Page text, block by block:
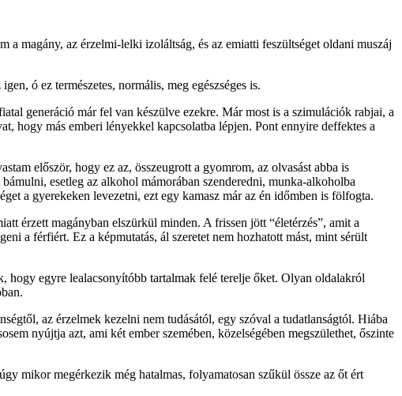
magány, az érzelmi-lelki izoláltság, és az emiatti feszültséget oldani muszáj
ó ez természetes, normális, meg egészséges is.
generáció már fel van készülve ezekre. Már most is a szimulációk rabjai, a
hogy más emberi lényekkel kapcsolatba lépjen. Pont ennyire deffektes a
először, hogy ez az, összeugrott a gyomrom, az olvasást abba is
esetleg az alkohol mámorában szenderedni, munka-alkoholba
a gyerekeken levezetni, ezt egy kamasz már az én időmben is fölfogta.
érzett magányban elszürkül minden. A frissen jött “életérzés”, amit a
a férfiért. Ez a képmutatás, ál szeretet nem hozhatott mást, mint sérült
hogy egyre lealacsonyítóbb tartalmak felé terelje őket. Olyan oldalakról
az érzelmek kezelni nem tudásától, egy szóval a tudatlanságtól. Hiába
nyújtja azt, ami két ember szemében, közelségében megszülethet, őszinte
mikor megérkezik még hatalmas, folyamatosan szűkül össze az őt ért